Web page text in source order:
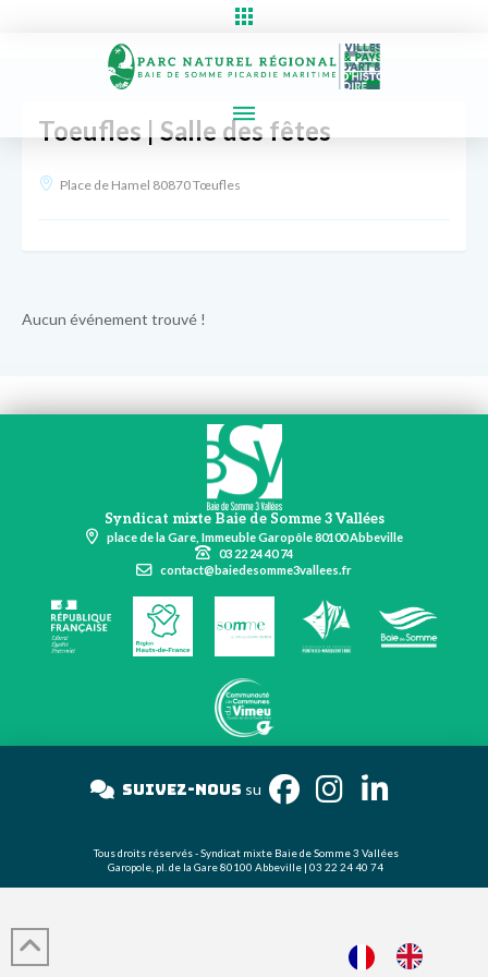
Toeufles | Salle des fêtes
Place de Hamel 80870 Tœufles
Aucun événement trouvé !
Syndicat mixte Baie de Somme 3 Vallées
place de la Gare, Immeuble Garopôle 80100 Abbeville
03 22 24 40 74
contact@baiedesomme3vallees.fr
Suivez-nous su
Tous droits réservés - Syndicat mixte Baie de Somme 3 Vallées
Garopole, pl. de la Gare 80100 Abbeville | 03 22 24 40 74